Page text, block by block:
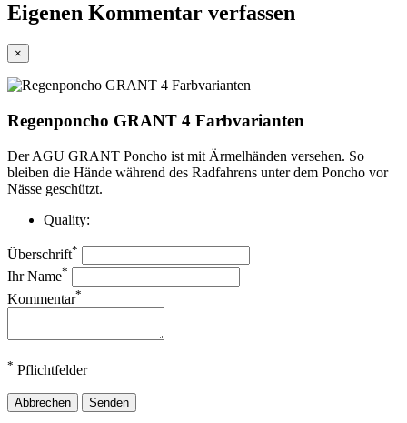
Eigenen Kommentar verfassen
×
Regenponcho GRANT 4 Farbvarianten
Der AGU GRANT Poncho ist mit Ärmelhänden versehen. So
bleiben die Hände während des Radfahrens unter dem Poncho vor
Nässe geschützt.
Quality:
Überschrift*
Ihr Name*
Kommentar*
* Pflichtfelder
Abbrechen Senden